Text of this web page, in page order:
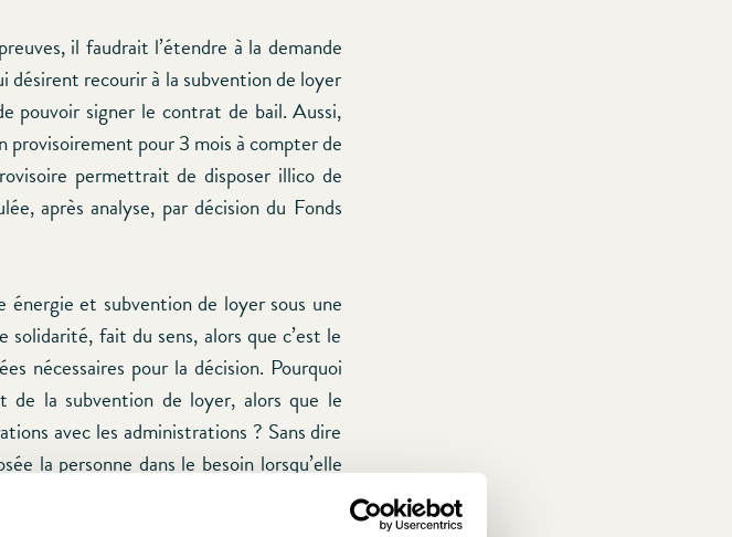
il faudrait l’étendre à la demande
désirent recourir à la subvention de loyer
pouvoir signer le contrat de bail. Aussi,
provisoirement pour 3 mois à compter de
permettrait de disposer illico de
après analyse, par décision du Fonds
énergie et subvention de loyer sous une
solidarité, fait du sens, alors que c’est le
nécessaires pour la décision. Pourquoi
la subvention de loyer, alors que le
avec les administrations ? Sans dire
la personne dans le besoin lorsqu’elle